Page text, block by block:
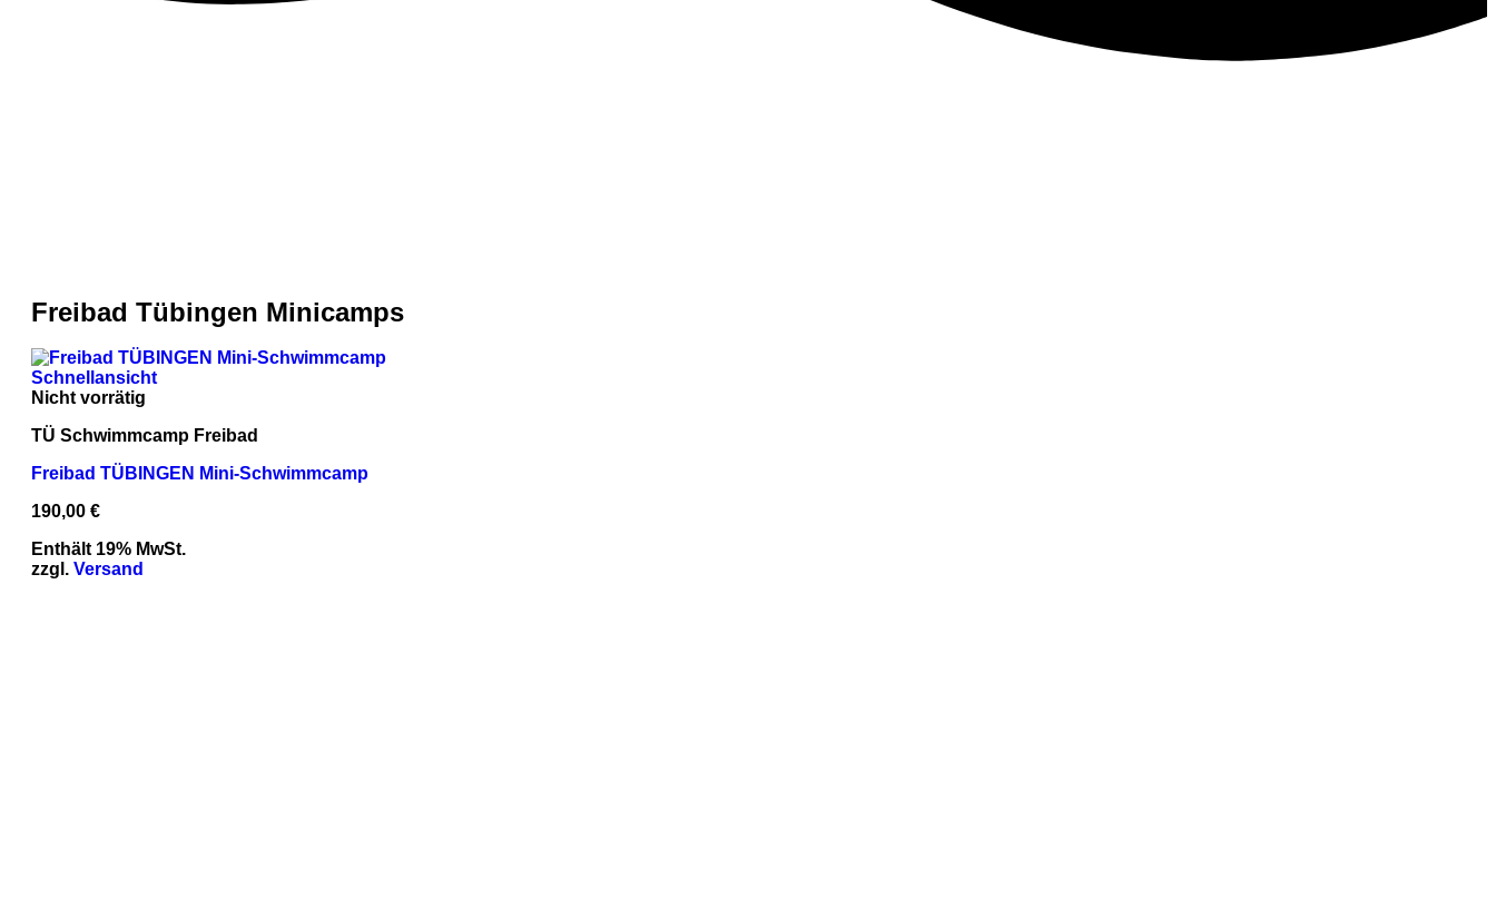
Freibad Tübingen Minicamps
Schnellansicht
Nicht vorrätig
TÜ Schwimmcamp Freibad
Freibad TÜBINGEN Mini-Schwimmcamp
190,00 €
Enthält 19% MwSt.
zzgl. Versand